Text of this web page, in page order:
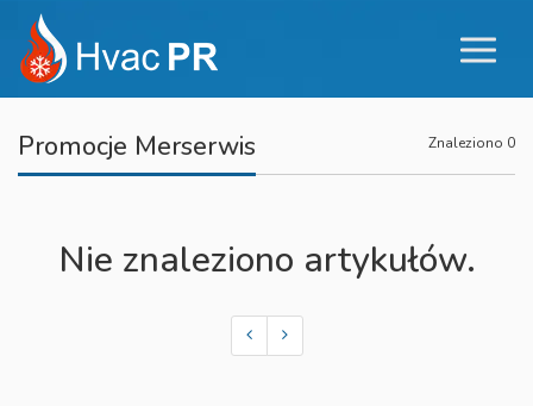
Promocje Merserwis Znaleziono 0
Nie znaleziono artykułów.